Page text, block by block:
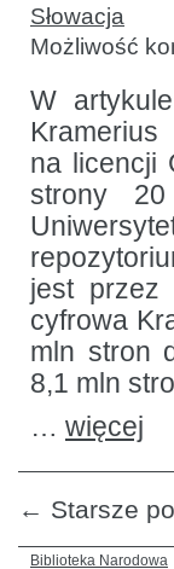
Słowacja
Możliwość
W
Kramerius
na licencji
strony
jest przez
cyfrowa
mln stron
8,1 mln
… więcej
← Starsze
Biblioteka Narodowa